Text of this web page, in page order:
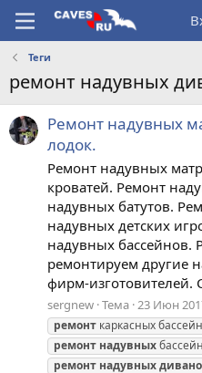
Теги
ремонт надувных
Ремонт надувных
лодок.
Ремонт надувных
кроватей. Ремонт
надувных батутов.
надувных детских
надувных бассейнов.
ремонтируем другие
фирм-изготовителей.
sergnew Тема 23 Июн
ремонт каркасных
ремонт надувных
ремонт надувных